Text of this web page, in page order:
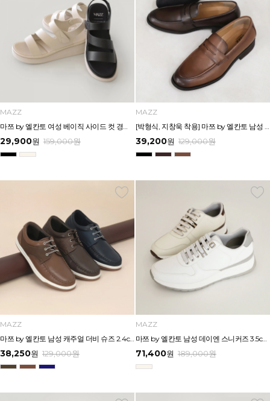
MAZZ
29,900원 159,000원
MAZZ
39,200원 129,000원
MAZZ
마쯔 by 엘칸토 남성 캐주얼 더비 슈즈 2.4cm LCMC21M326
38,250원 129,000원
MAZZ
마쯔 by 엘칸토 남성 데이엔 스니커즈 3.5cm LCMS20M413
71,400원 189,000원